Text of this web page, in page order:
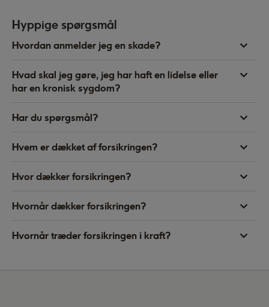
Hyppige spørgsmål
Hvordan anmelder jeg en skade?
Hvad skal jeg gøre, jeg har haft en lidelse eller
har en kronisk sygdom?
Har du spørgsmål?
Hvem er dækket af forsikringen?
Hvor dækker forsikringen?
Hvornår dækker forsikringen?
Hvornår træder forsikringen i kraft?